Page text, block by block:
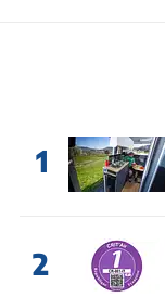
1
2